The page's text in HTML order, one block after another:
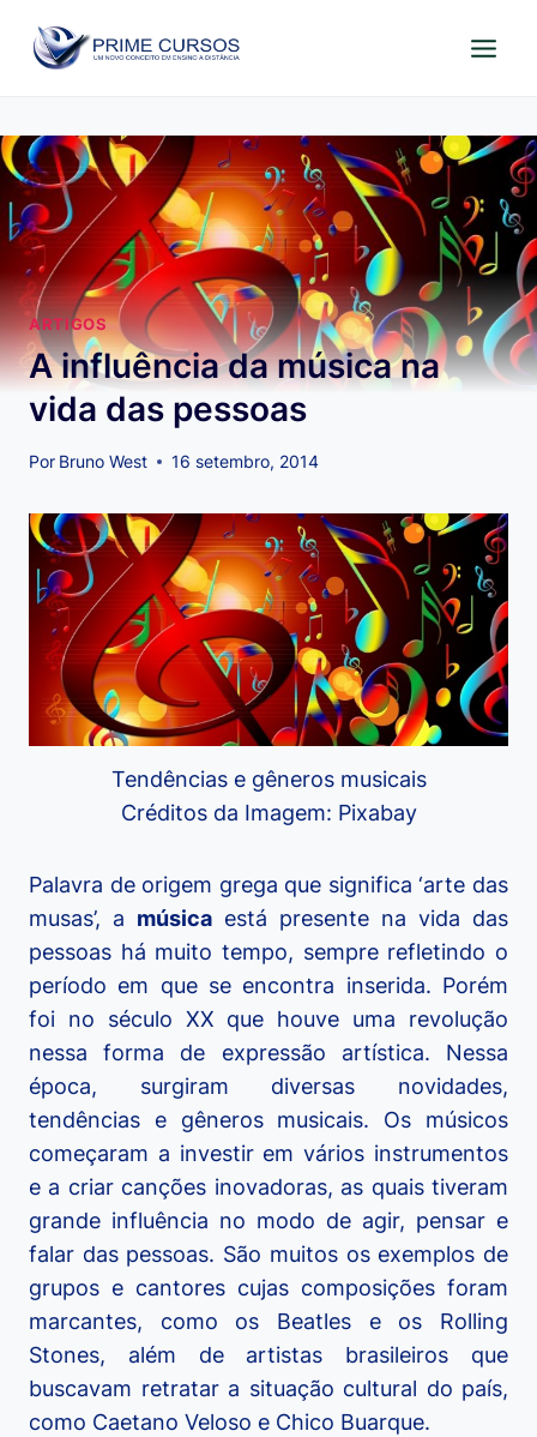
para
ARTIGOS
A influência da música na
vida das pessoas
Por Bruno West 16 setembro, 2014
Tendências e gêneros musicais
Créditos da Imagem: Pixabay
Palavra de origem grega que significa ‘arte das
musas’, a música está presente na vida das
pessoas há muito tempo, sempre refletindo o
período em que se encontra inserida. Porém
foi no século XX que houve uma revolução
nessa forma de expressão artística. Nessa
época, surgiram diversas novidades,
tendências e gêneros musicais. Os músicos
começaram a investir em vários instrumentos
e a criar canções inovadoras, as quais tiveram
grande influência no modo de agir, pensar e
falar das pessoas. São muitos os exemplos de
grupos e cantores cujas composições foram
marcantes, como os Beatles e os Rolling
Stones, além de artistas brasileiros que
buscavam retratar a situação cultural do país,
como Caetano Veloso e Chico Buarque.